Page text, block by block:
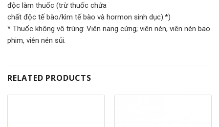
độc làm thuốc (trừ thuốc chứa
chất độc tế bào/kìm tế bào và hormon sinh dục).*)
* Thuốc không vô trùng: Viên nang cứng; viên nén, viên nén bao
phim, viên nén sủi.
RELATED PRODUCTS